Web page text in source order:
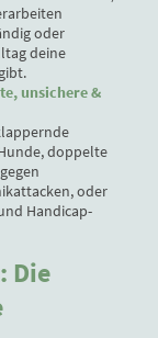
oder
deine
unsichere &
doppelte
gegen
oder
Handicap-
Die